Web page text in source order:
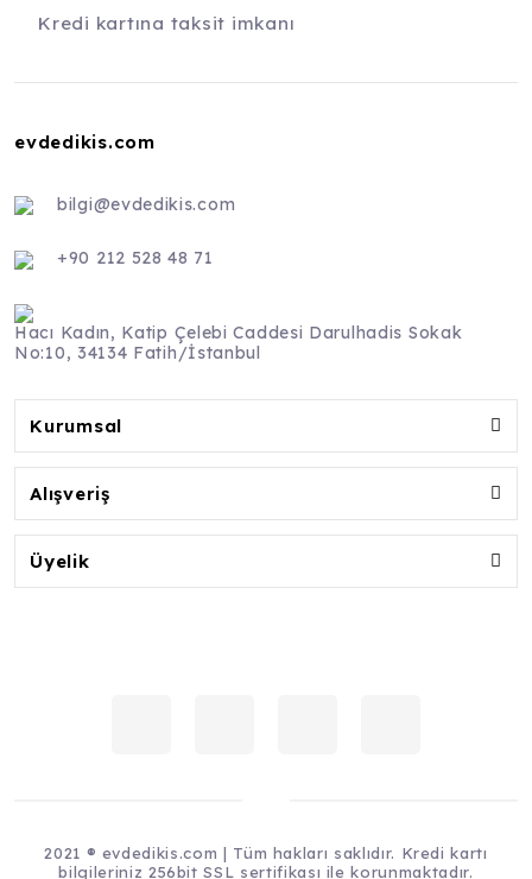
Kredi kartına taksit imkanı
evdedikis.com
bilgi@evdedikis.com
+90 212 528 48 71
Hacı Kadın, Katip Çelebi Caddesi Darulhadis Sokak
No:10, 34134 Fatih/İstanbul
Kurumsal
Alışveriş
Üyelik
2021 ® evdedikis.com | Tüm hakları saklıdır. Kredi kartı
bilgileriniz 256bit SSL sertifikası ile korunmaktadır.